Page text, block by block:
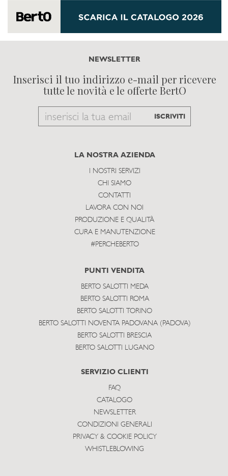
NEWSLETTER
Inserisci il tuo indirizzo e-mail per ricevere
tutte le novità e le offerte BertO
Email
subscribe
ISCRIVITI
LA NOSTRA AZIENDA
I NOSTRI SERVIZI
CHI SIAMO
CONTATTI
LAVORA CON NOI
PRODUZIONE E QUALITÀ
CURA E MANUTENZIONE
#PERCHEBERTO
PUNTI VENDITA
BERTO SALOTTI MEDA
BERTO SALOTTI ROMA
BERTO SALOTTI TORINO
BERTO SALOTTI NOVENTA PADOVANA (PADOVA)
BERTO SALOTTI BRESCIA
BERTO SALOTTI LUGANO
SERVIZIO CLIENTI
FAQ
CATALOGO
NEWSLETTER
CONDIZIONI GENERALI
PRIVACY & COOKIE POLICY
WHISTLEBLOWING